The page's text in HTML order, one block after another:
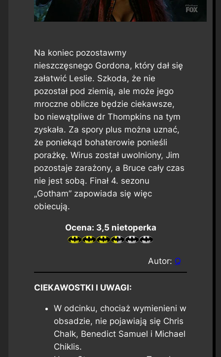
Na koniec pozostawmy
nieszczęsnego Gordona, który dał się
załatwić Leslie. Szkoda, że nie
pozostał pod ziemią, ale może jego
mroczne oblicze będzie ciekawsze,
bo niewątpliwe dr Thompkins na tym
zyskała. Za spory plus można uznać,
że poniekąd bohaterowie ponieśli
porażkę. Wirus został uwolniony, Jim
pozostaje zarażony, a Bruce cały czas
nie jest sobą. Finał 4. sezonu
„Gotham” zapowiada się więc
obiecują.
Ocena: 3,5 nietoperka
Autor: Q
CIEKAWOSTKI I UWAGI:
W odcinku, chociaż wymienieni w
obsadzie, nie pojawiają się Chris
Chalk, Benedict Samuel i Michael
Chiklis.